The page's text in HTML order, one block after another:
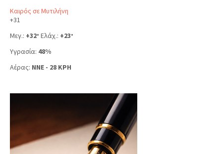
Καιρός σε Μυτιλήνη
+31
Μεγ.: +32° Ελάχ.: +23°
Υγρασία: 48%
Αέρας: NNE - 28 KPH